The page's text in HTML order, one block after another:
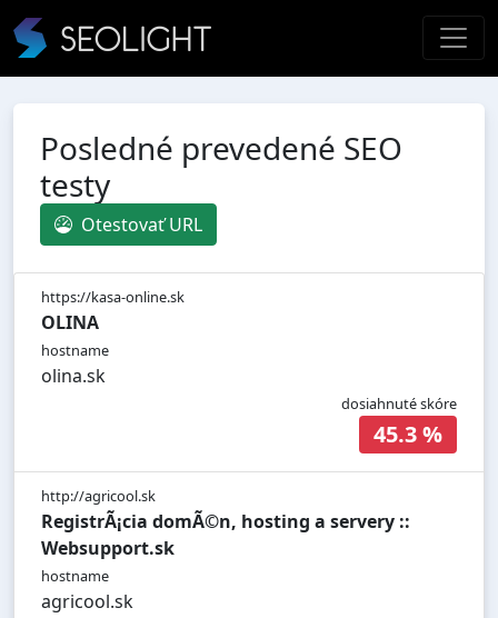
Posledné prevedené SEO
testy
Otestovať URL
https://kasa-online.sk
OLINA
hostname
olina.sk
dosiahnuté skóre
45.3 %
http://agricool.sk
RegistrÃ¡cia domÃ©n, hosting a servery ::
Websupport.sk
hostname
agricool.sk